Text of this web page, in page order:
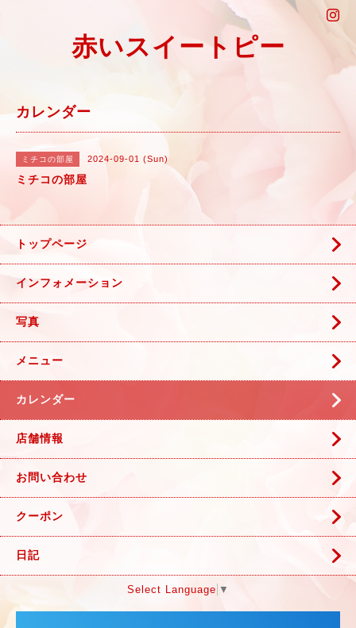
赤いスイートピー
カレンダー
ミチコの部屋 2024-09-01 (Sun)
ミチコの部屋
トップページ
インフォメーション
写真
メニュー
カレンダー
店舗情報
お問い合わせ
クーポン
日記
Select Language ▼